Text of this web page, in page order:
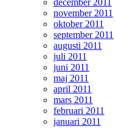
november 2011
oktober 2011
september 2011
augusti 2011
juli 2011
juni 2011
maj 2011
april 2011
mars 2011
februari 2011
januari 2011